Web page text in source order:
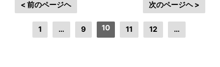
< 前のページヘ
1 … 9 10 11 12 …
次のページヘ >